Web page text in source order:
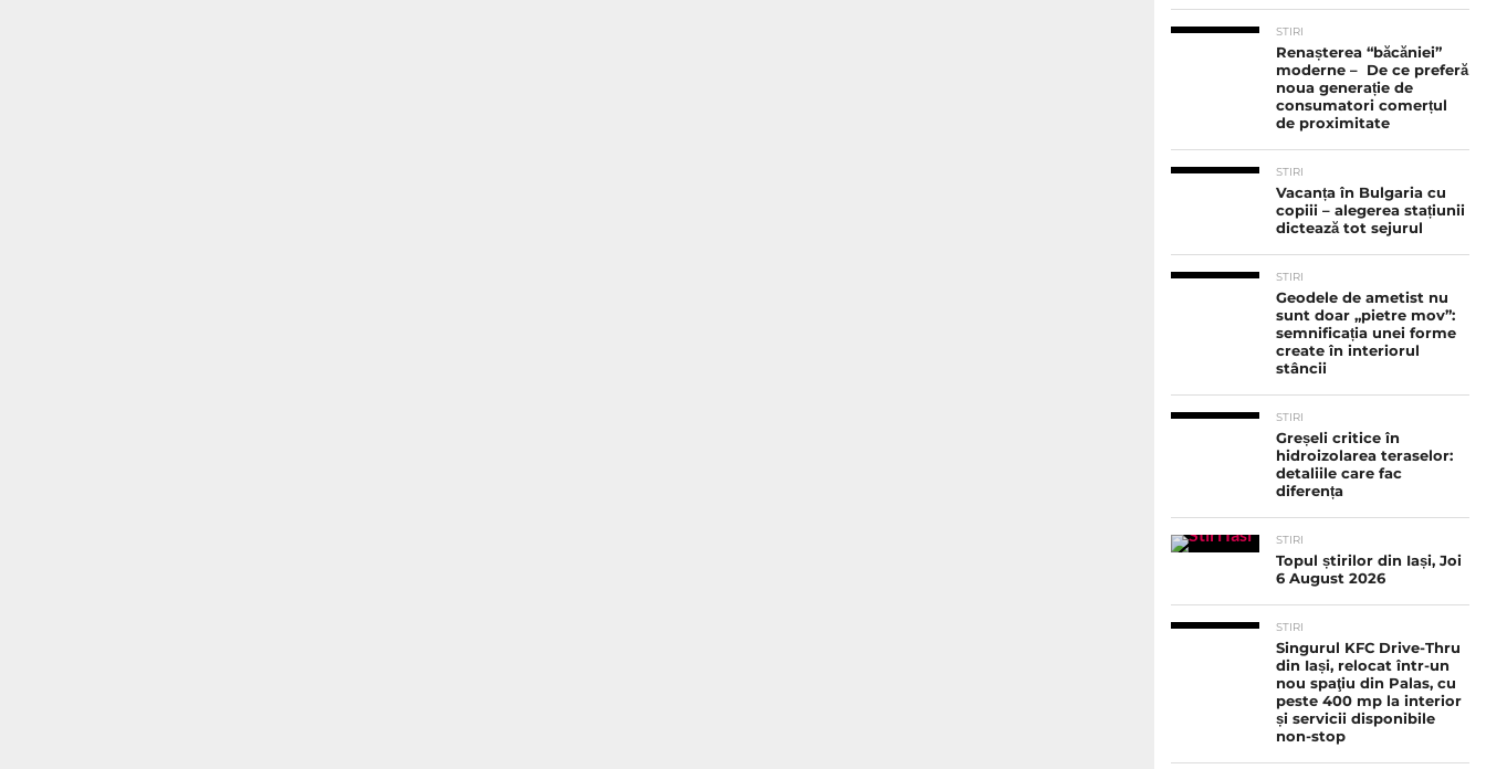
STIRI
Renașterea “băcăniei”
moderne – De ce preferă
noua generație de
consumatori comerțul
de proximitate
STIRI
Vacanța în Bulgaria cu
copiii – alegerea stațiunii
dictează tot sejurul
STIRI
Geodele de ametist nu
sunt doar „pietre mov”:
semnificația unei forme
create în interiorul
stâncii
STIRI
Greșeli critice în
hidroizolarea teraselor:
detaliile care fac
diferența
STIRI
Topul știrilor din Iași, Joi
6 August 2026
STIRI
Singurul KFC Drive-Thru
din Iași, relocat într-un
nou spaţiu din Palas, cu
peste 400 mp la interior
și servicii disponibile
non-stop